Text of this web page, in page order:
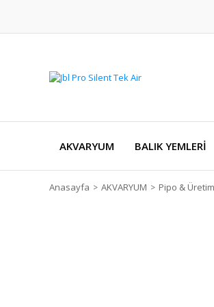
AKVARYUM BALIK YEMLERİ
Anasayfa AKVARYUM Pipo &